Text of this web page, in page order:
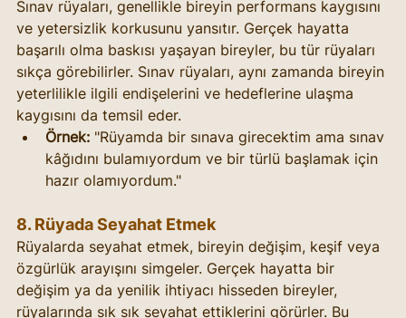
Sınav rüyaları, genellikle bireyin performans kaygısını
ve yetersizlik korkusunu yansıtır. Gerçek hayatta
başarılı olma baskısı yaşayan bireyler, bu tür rüyaları
sıkça görebilirler. Sınav rüyaları, aynı zamanda bireyin
yeterlilikle ilgili endişelerini ve hedeflerine ulaşma
kaygısını da temsil eder.
Örnek: "Rüyamda bir sınava girecektim ama sınav
kâğıdını bulamıyordum ve bir türlü başlamak için
hazır olamıyordum."
8. Rüyada Seyahat Etmek
Rüyalarda seyahat etmek, bireyin değişim, keşif veya
özgürlük arayışını simgeler. Gerçek hayatta bir
değişim ya da yenilik ihtiyacı hisseden bireyler,
rüyalarında sık sık seyahat ettiklerini görürler. Bu